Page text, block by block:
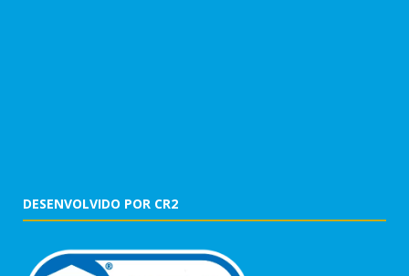
DESENVOLVIDO POR CR2